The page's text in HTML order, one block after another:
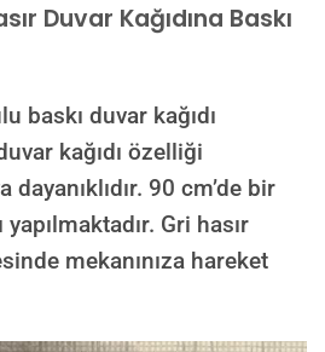
Duvar Kağıdına Baskı
duvar kağıdı
kağıdı özelliği
dayanıklıdır. 90 cm’de bir
Gri hasır
mekanınıza hareket